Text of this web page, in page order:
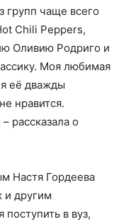
групп чаще всего
Chili Peppers,
Оливию Родриго и
Моя любимая
её дважды
нравится.
рассказала о
Настя Гордеева
и другим
в вуз,